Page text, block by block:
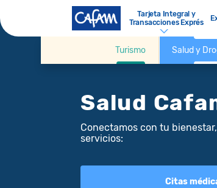
Tarjeta Integral y
Transacciones Exprés
Turismo Salud y
Salud
Conectamos con tu
servicios:
Citas